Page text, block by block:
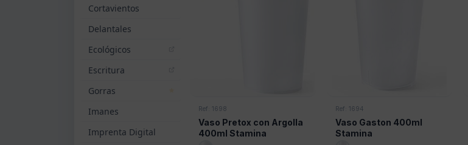
Cortavientos
Delantales
Ecológicos
Escritura
Gorras
Imanes
Imprenta Digital
Ref: 1698
Vaso Pretox con Argolla
400ml Stamina
Ref: 1694
Vaso Gaston 400ml
Stamina